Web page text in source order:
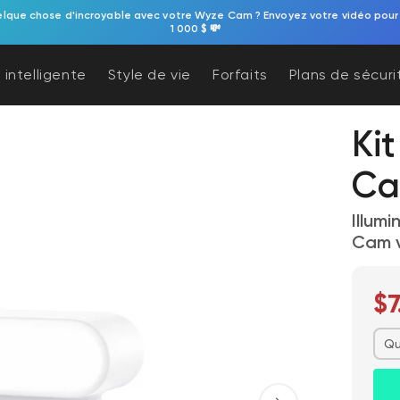
caméra de fenêtre. Attention aux reflets ! Surveillance extérieure
intelligente Style de vie Forfaits Plans de
Cam